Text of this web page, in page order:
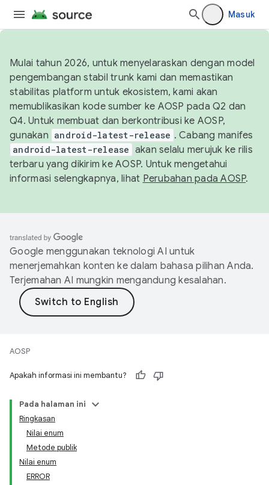
Masuk
Mulai tahun 2026, untuk menyelaraskan dengan model
pengembangan stabil trunk kami dan memastikan
stabilitas platform untuk ekosistem, kami akan
memublikasikan kode sumber ke AOSP pada Q2 dan
Q4. Untuk membuat dan berkontribusi ke AOSP,
gunakan android-latest-release . Cabang manifes
android-latest-release akan selalu merujuk ke rilis
terbaru yang dikirim ke AOSP. Untuk mengetahui
informasi selengkapnya, lihat Perubahan pada AOSP.
Google menggunakan teknologi AI untuk
menerjemahkan konten ke dalam bahasa pilihan Anda.
Terjemahan AI mungkin mengandung kesalahan.
AOSP
Apakah informasi ini membantu?
Pada halaman ini
Ringkasan
Nilai enum
Metode publik
Nilai enum
ERROR